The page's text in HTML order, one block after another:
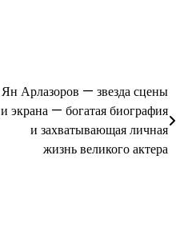
Ян Арлазоров — звезда сцены
и экрана — богатая биография
и захватывающая личная
жизнь великого актера